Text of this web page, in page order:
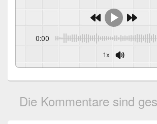
0:00
1x
Die Kommentare sind